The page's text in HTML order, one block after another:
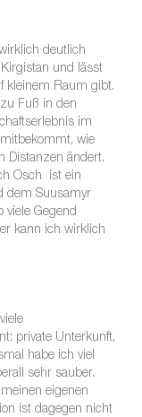
deutlich
und lässt
kleinem Raum gibt.
Fuß in den
im
wie
Distanzen ändert.
Osch ist ein
dem Suusamyr
viele Gegend
kann ich wirklich
private Unterkunft,
habe ich viel
sehr sauber.
eigenen
ist dagegen nicht